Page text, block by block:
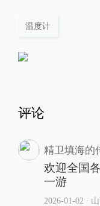
温度计
评论
精卫填海的
欢迎全国
一游
2026-01-02 ∙